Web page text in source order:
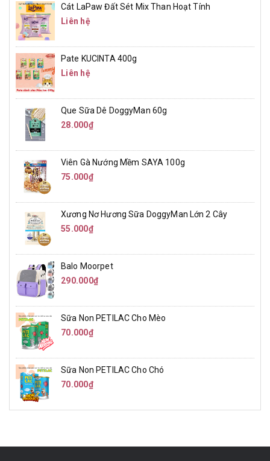
Cát LaPaw Đất Sét Mix Than Hoạt Tính
Liên hệ
Pate KUCINTA 400g
Liên hệ
Que Sữa Dê DoggyMan 60g
28.000₫
Viên Gà Nướng Mềm SAYA 100g
75.000₫
Xương Nơ Hương Sữa DoggyMan Lớn 2 Cây
55.000₫
Balo Moorpet
290.000₫
Sữa Non PETILAC Cho Mèo
70.000₫
Sữa Non PETILAC Cho Chó
70.000₫